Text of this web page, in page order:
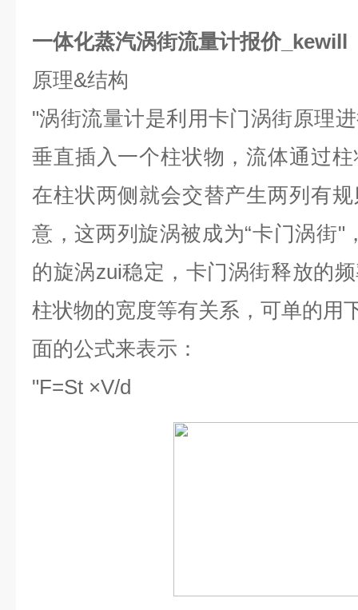
一体化蒸汽涡街流量计报价_kewill
原理&结构
"涡街流量计是利用卡门涡街原理
垂直插入一个柱状物，流体通过
在柱状两侧就会交替产生两列有
意，这两列旋涡被成为“卡门涡街"
的旋涡zui稳定，卡门涡街释放的
柱状物的宽度等有关系，可单的用
面的公式来表示：
"F=St ×V/d